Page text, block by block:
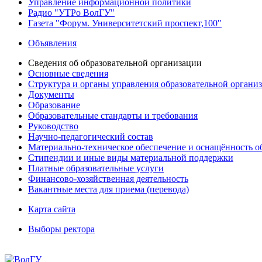
Управление информационной политики
Радио "УТРо ВолГУ"
Газета "Форум. Университетский проспект,100"
Объявления
Сведения об образовательной организации
Основные сведения
Структура и органы управления образовательной
Документы
Образование
Образовательные стандарты и требования
Руководство
Научно-педагогический состав
Материально-техническое обеспечение и оснащённость
Стипендии и иные виды материальной поддержки
Платные образовательные услуги
Финансово-хозяйственная деятельность
Вакантные места для приема (перевода)
Карта сайта
Выборы ректора